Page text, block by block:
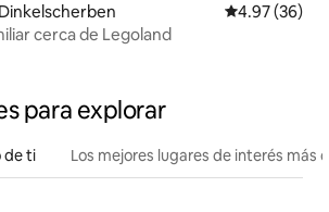
Calificación
4.97 (36)
cerca de Legoland
para explorar
de ti Los mejores lugares de interés más